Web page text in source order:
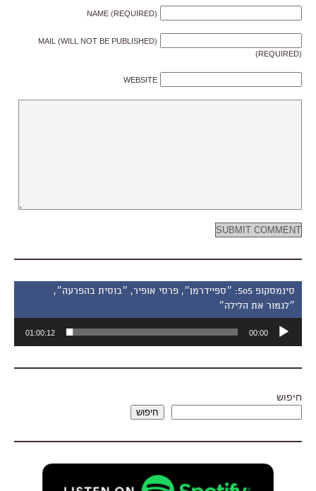
NAME (REQUIRED)
MAIL (WILL NOT BE PUBLISHED)
(REQUIRED)
WEBSITE
סינמסקופ 505: ״ספיידרמן״, פרסי אופיר, ״בוסית בהפרעה״,
״לגמור את הלילה״
אודיו
00:00
01:00:12
חיפוש
חיפוש